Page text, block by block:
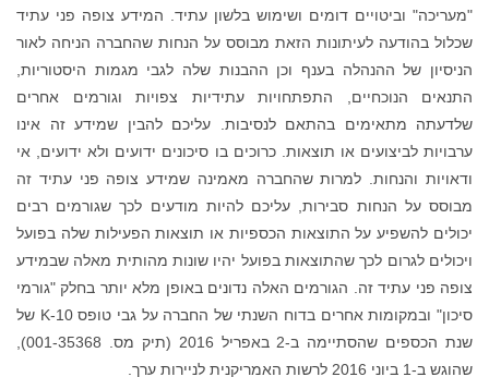
"מעריכה" וביטויים דומים ושימוש בלשון עתיד. המידע צופה פני עתיד
שכלול בהודעה לעיתונות הזאת מבוסס על הנחות שהחברה הניחה לאור
הניסיון של ההנהלה בענף וכן ההבנות שלה לגבי מגמות היסטוריות,
התנאים הנוכחיים, התפתחויות עתידיות צפויות וגורמים אחרים
שלדעתה מתאימים בהתאם לנסיבות. עליכם להבין שמידע זה אינו
ערבויות לביצועים או תוצאות. כרוכים בו סיכונים ידועים ולא ידועים, אי
ודאויות והנחות. למרות שהחברה מאמינה שמידע צופה פני עתיד זה
מבוסס על הנחות סבירות, עליכם להיות מודעים לכך שגורמים רבים
יכולים להשפיע על התוצאות הכספיות או תוצאות הפעילות שלה בפועל
ויכולים לגרום לכך שהתוצאות בפועל יהיו שונות מהותית מאלה שבמידע
צופה פני עתיד זה. הגורמים האלה נדונים באופן מלא יותר בחלק "גורמי
סיכון" ובמקומות אחרים בדוח השנתי של החברה על גבי טופס 10-K של
שנת הכספים שהסתיימה ב-2 באפריל 2016 (תיק מס. 001-35368),
שהוגש ב-1 ביוני 2016 לרשות האמריקנית לניירות ערך.